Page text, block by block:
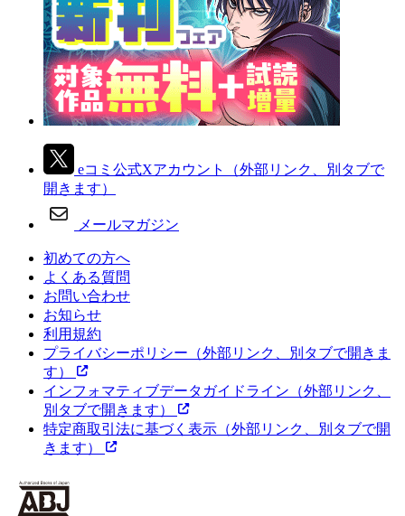
eコミ公式Xアカウント
（外部リンク、別タブで
開きます）
メールマガジン
初めての方へ
よくある質問
お問い合わせ
お知らせ
利用規約
プライバシーポリシー （外部リンク、別タブで開きま
す）
インフォマティブデータガイドライン （外部リンク、
別タブで開きます）
特定商取引法に基づく表示 （外部リンク、別タブで開
きます）